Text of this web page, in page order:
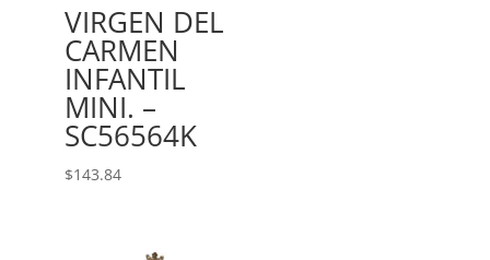
VIRGEN DEL
CARMEN
INFANTIL
MINI. –
SC56564K
$143.84